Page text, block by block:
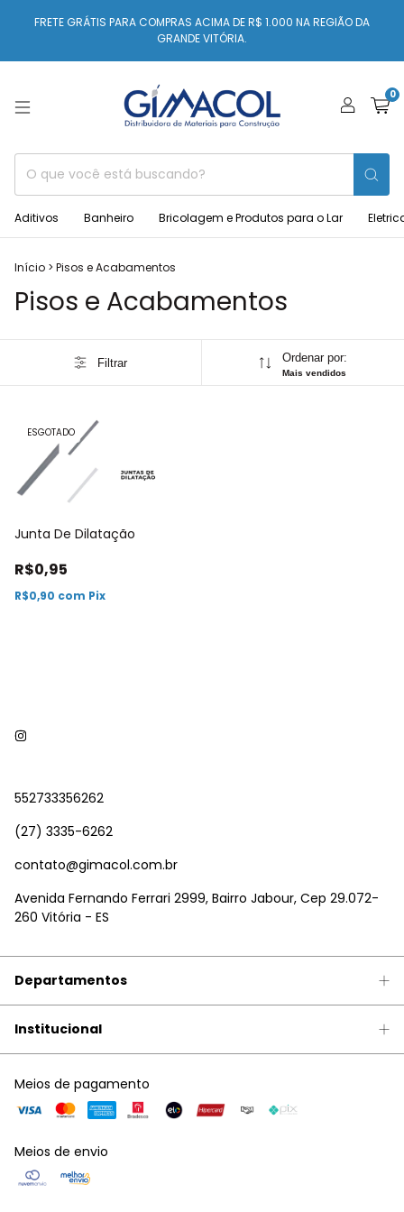
FRETE GRÁTIS PARA COMPRAS ACIMA DE R$ 1.000 NA REGIÃO DA
GRANDE VITÓRIA.
0
Aditivos Banheiro Bricolagem e Produtos para o Lar
Início > Pisos e Acabamentos
Pisos e Acabamentos
Filtrar Ordenar por:
Mais vendidos
ESGOTADO
Junta De Dilatação
R$0,95
R$0,90 com Pix
552733356262
(27) 3335-6262
contato@gimacol.com.br
Avenida Fernando Ferrari 2999, Bairro Jabour, Cep 29.072-
260 Vitória - ES
Departamentos
Institucional
Meios de pagamento
Meios de envio